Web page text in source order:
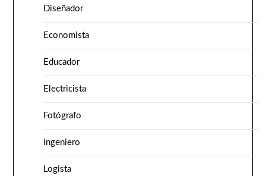
Diseñador
Economista
Educador
Electricista
Fotógrafo
ingeniero
Logista